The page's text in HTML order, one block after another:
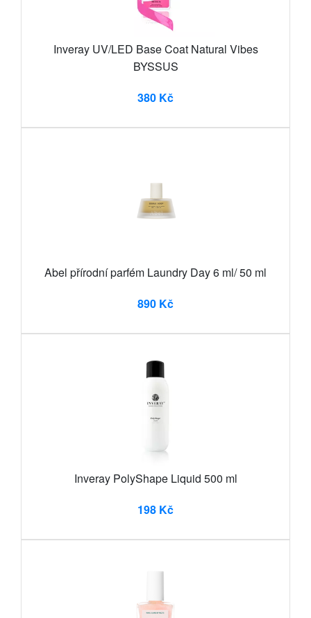
Inveray UV/LED Base Coat Natural Vibes
BYSSUS
380 Kč
Abel přírodní parfém Laundry Day 6 ml/ 50 ml
890 Kč
Inveray PolyShape Liquid 500 ml
198 Kč